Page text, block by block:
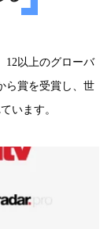
12以上のグローバ
ら賞を受賞し、世
います。